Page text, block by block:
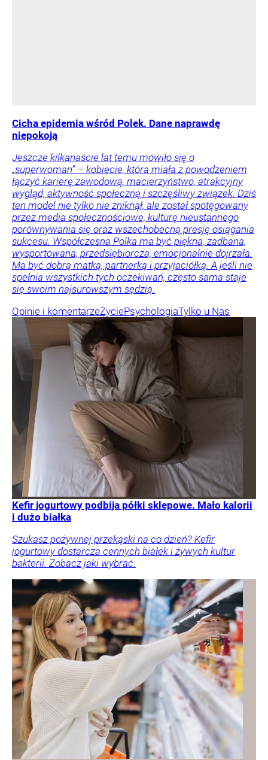
Cicha epidemia wśród Polek. Dane naprawdę
niepokoją
Jeszcze kilkanaście lat temu mówiło się o
„superwoman” – kobiecie, która miała z powodzeniem
łączyć karierę zawodową, macierzyństwo, atrakcyjny
wygląd, aktywność społeczną i szczęśliwy związek. Dziś
ten model nie tylko nie zniknął, ale został spotęgowany
przez media społecznościowe, kulturę nieustannego
porównywania się oraz wszechobecną presję osiągania
sukcesu. Współczesna Polka ma być piękna, zadbana,
wysportowana, przedsiębiorcza, emocjonalnie dojrzała.
Ma być dobrą matką, partnerką i przyjaciółką. A jeśli nie
spełnia wszystkich tych oczekiwań, często sama staje
się swoim najsurowszym sędzią.
Opinie i komentarzeŻyciePsychologiaTylko u Nas
Kefir jogurtowy podbija półki sklepowe. Mało kalorii
i dużo białka
Szukasz pożywnej przekąski na co dzień? Kefir
jogurtowy dostarcza cennych białek i żywych kultur
bakterii. Zobacz jaki wybrać.